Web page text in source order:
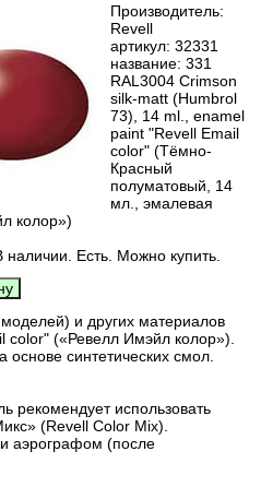
Производитель:
Revell
артикул: 32331
название: 331
RAL3004 Crimson
silk-matt (Humbrol
73), 14 ml., enamel
paint "Revell Email
color" (Тёмно-
Красный
полуматовый, 14
мл., эмалевая
колор»)
Есть. Можно купить.
и других материалов
color" («Ревелл Имэйл колор»).
синтетических смол.
рекомендует использовать
(Revell Color Mix).
и аэрографом (после